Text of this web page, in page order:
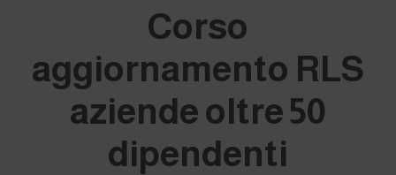
Corso
aggiornamento RLS
aziende oltre 50
dipendenti